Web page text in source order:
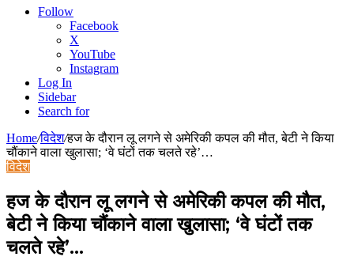
Follow
Facebook
X
YouTube
Instagram
Log In
Sidebar
Search for
Home/विदेश/हज के दौरान लू लगने से अमेरिकी कपल की मौत, बेटी ने किया
चौंकाने वाला खुलासा; ‘वे घंटों तक चलते रहे’…
विदेश
हज के दौरान लू लगने से अमेरिकी कपल की मौत,
बेटी ने किया चौंकाने वाला खुलासा; ‘वे घंटों तक
चलते रहे’…